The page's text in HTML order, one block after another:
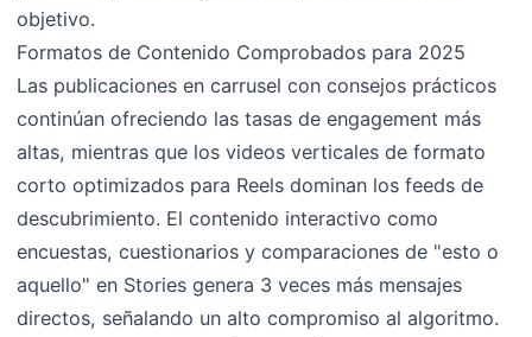
objetivo.
Formatos de Contenido Comprobados para 2025
Las publicaciones en carrusel con consejos prácticos
continúan ofreciendo las tasas de engagement más
altas, mientras que los videos verticales de formato
corto optimizados para Reels dominan los feeds de
descubrimiento. El contenido interactivo como
encuestas, cuestionarios y comparaciones de "esto o
aquello" en Stories genera 3 veces más mensajes
directos, señalando un alto compromiso al algoritmo.